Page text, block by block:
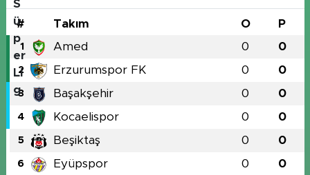
# Takım O P
1 Amed 0 0
2 Erzurumspor FK 0 0
3 Başakşehir 0 0
4 Kocaelispor 0 0
5 Beşiktaş 0 0
6 Eyüpspor 0 0